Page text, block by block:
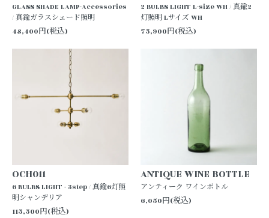
GLASS SHADE LAMP-Accessories
/ 真鍮ガラスシェード照明
48,400円(税込)
2 BULBS LIGHT L-size WH / 真鍮2
灯照明 Lサイズ WH
75,900円(税込)
OCH011
6 BULBS LIGHT - 3step / 真鍮6灯照
明シャンデリア
115,500円(税込)
ANTIQUE WINE BOTTLE
アンティーク ワインボトル
6,050円(税込)